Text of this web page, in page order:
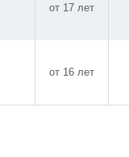
от 17 лет
от 16 лет